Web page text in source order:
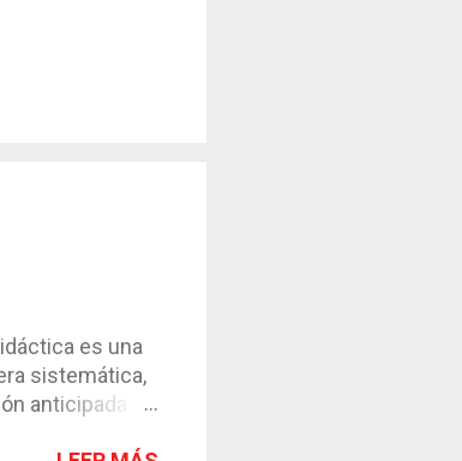
es una
sistemática,
anticipada